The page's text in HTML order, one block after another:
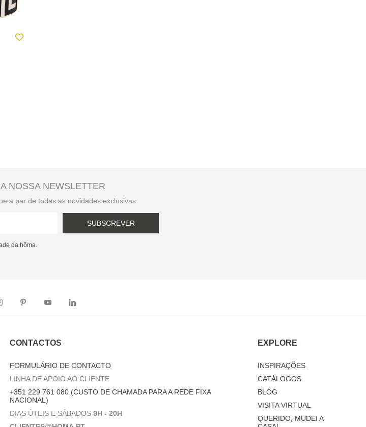
NOSSA NEWSLETTER
a par de todas as novidades exclusivas
SUBSCREVER
da hôma.
CONTACTOS
FORMULÁRIO DE CONTACTO
LINHA DE APOIO AO CLIENTE
+351 229 761 080 (CUSTO DE CHAMADA PARA A REDE FIXA
NACIONAL)
DIAS ÚTEIS E SÁBADOS 9H - 20H
EXPLORE
INSPIRAÇÕES
CATÁLOGOS
BLOG
VISITA VIRTUAL
QUERIDO, MUDEI A